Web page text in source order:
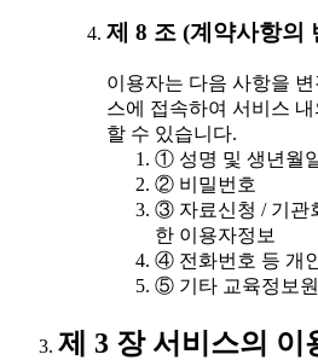
제 8 조 (계약사항의
이용자는 다음 사항을
스에 접속하여 서비스
할 수 있습니다.
① 성명 및 생년월
② 비밀번호
③ 자료신청 / 기관
한 이용자정보
④ 전화번호 등 개
⑤ 기타 교육정보
제 3 장 서비스의 이